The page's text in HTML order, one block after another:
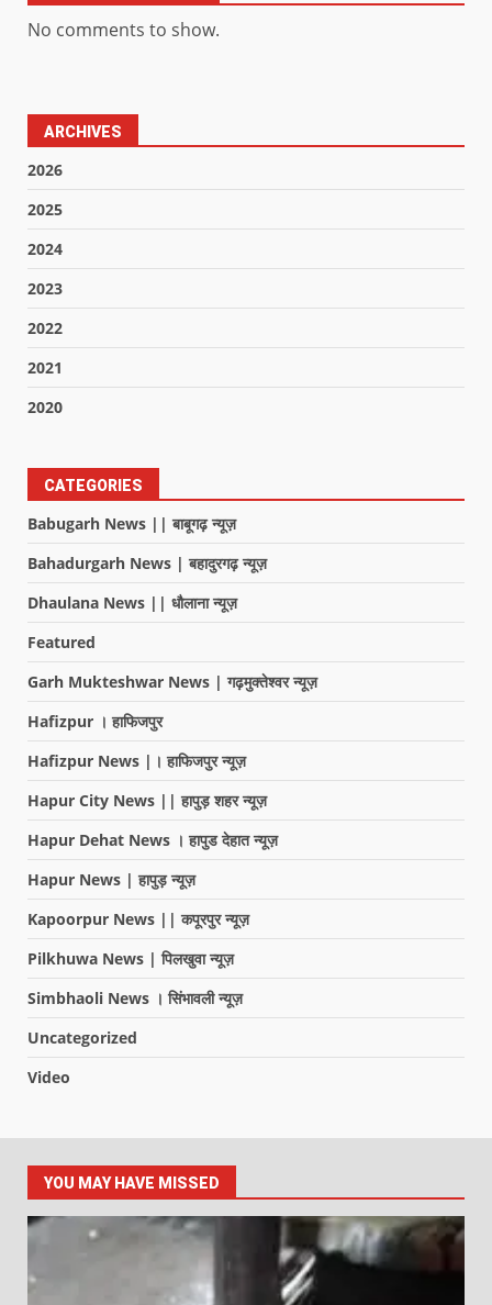
No comments to show.
ARCHIVES
2026
2025
2024
2023
2022
2021
2020
CATEGORIES
Babugarh News || बाबूगढ़ न्यूज़
Bahadurgarh News | बहादुरगढ़ न्यूज़
Dhaulana News || धौलाना न्यूज़
Featured
Garh Mukteshwar News | गढ़मुक्तेश्वर न्यूज़
Hafizpur । हाफिजपुर
Hafizpur News |। हाफिजपुर न्यूज़
Hapur City News || हापुड़ शहर न्यूज़
Hapur Dehat News । हापुड देहात न्यूज़
Hapur News | हापुड़ न्यूज़
Kapoorpur News || कपूरपुर न्यूज़
Pilkhuwa News | पिलखुवा न्यूज़
Simbhaoli News । सिंभावली न्यूज़
Uncategorized
Video
YOU MAY HAVE MISSED